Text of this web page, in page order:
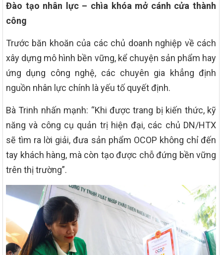
Đào tạo nhân lực – chìa khóa mở cánh cửa thành
công
Trước băn khoăn của các chủ doanh nghiệp về cách
xây dựng mô hình bền vững, kể chuyện sản phẩm hay
ứng dụng công nghệ, các chuyên gia khẳng định
nguồn nhân lực chính là yếu tố quyết định.
Bà Trinh nhấn mạnh: “Khi được trang bị kiến thức, kỹ
năng và công cụ quản trị hiện đại, các chủ DN/HTX
sẽ tìm ra lời giải, đưa sản phẩm OCOP không chỉ đến
tay khách hàng, mà còn tạo được chỗ đứng bền vững
trên thị trường”.